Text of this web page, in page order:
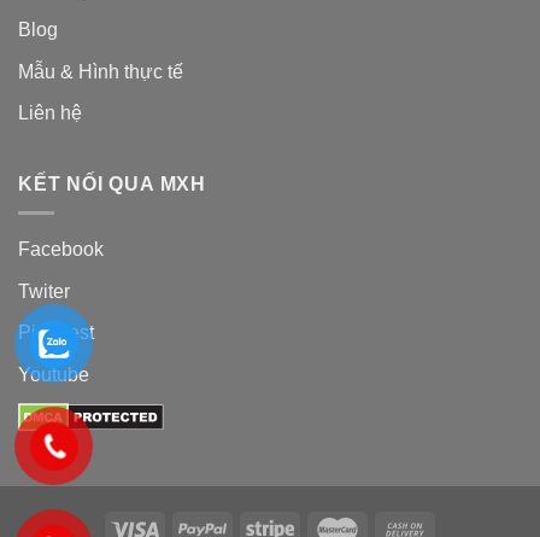
Blog
Mẫu & Hình thực tế
Liên hệ
KẾT NỐI QUA MXH
Facebook
Twiter
Pinterest
Youtube